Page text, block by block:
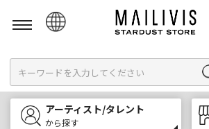
English
한국어
中文
アーティスト/タレント
から探す